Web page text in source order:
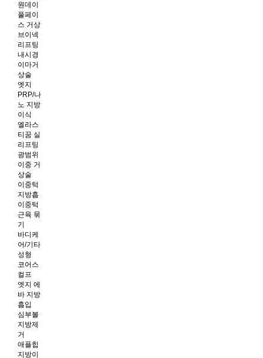
원데이
풀페이
스 거상
브이넥
리프팅
내시경
이마거
상술
엣지
PRP/나
노 지방
이식
엘라스
티꿈 실
리프팅
광범위
이중 거
상술
이중턱
지방흡
이중턱
근육 묶
기
바디케
어/기타
성형
코어스
컬프
엣지 에
바 지방
흡입
심부볼
지방제
거
애플힙
지방이